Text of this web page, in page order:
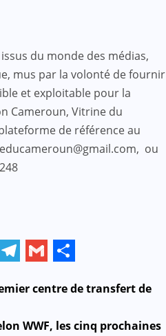
du monde des médias,
mus par la volonté de fournir
et exploitable pour la
Cameroun, Vitrine du
de référence au
ou
centre de transfert de
WWF, les cinq prochaines